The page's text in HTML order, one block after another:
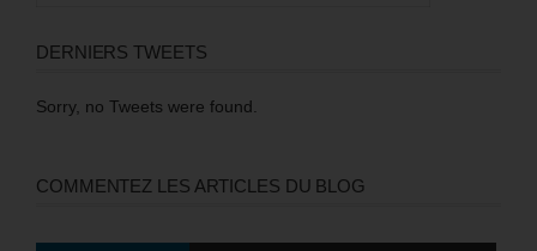
DERNIERS TWEETS
Sorry, no Tweets were found.
COMMENTEZ LES ARTICLES DU BLOG